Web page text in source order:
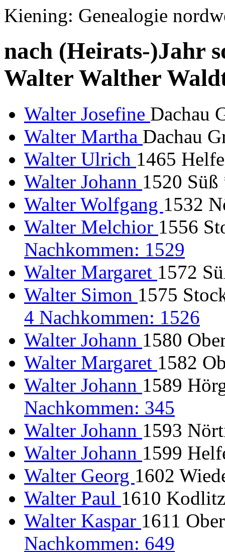
Kiening: Genealogie
nach (Heirats-)Jahr
Walter Walther
Walter Josefine Dachau
Walter Martha Dachau
Walter Ulrich 1465
Walter Johann 1520
Walter Wolfgang 1532
Walter Melchior 1556
Nachkommen: 1529
Walter Margaret 1572
Walter Simon 1575
4 Nachkommen: 1526
Walter Johann 1580
Walter Margaret 1582
Walter Johann 1589
Nachkommen: 345
Walter Johann 1593
Walter Johann 1599
Walter Georg 1602
Walter Paul 1610
Walter Kaspar 1611
Nachkommen: 649